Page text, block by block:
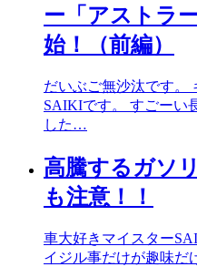
ー「アストラ
始！（前編）
だいぶご無沙汰です。
SAIKIです。 すごーい
した…
高騰するガソ
も注意！！
車大好きマイスター
イジル事だけが趣味だ